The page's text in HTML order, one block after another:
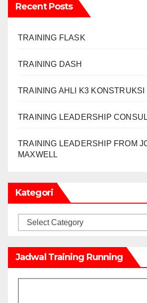
Recent Posts
TRAINING FLASK
TRAINING DASH
TRAINING AHLI K3 KONSTRUKSI
TRAINING LEADERSHIP
TRAINING LEADERSHIP FROM
MAXWELL
Kategori
Kategori
Jadwal Training Running